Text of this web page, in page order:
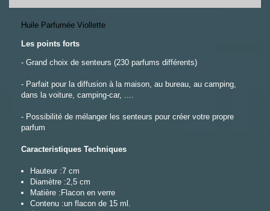
Huile Parfumée Viollette
Les points forts
- Grand choix de senteurs (230 parfums différents)
- Parfait pour la diffusion à la maison, au bureau, au camping,
dans la voiture, camping-car, ....
- Possibilité de mélanger les senteurs pour créer votre propre
parfum
Caracteristiques Techniques
Hauteur :7 cm
Diamètre :2,5 cm
Matière : Flacon en verre
Contenu :un flacon de 15 ml.